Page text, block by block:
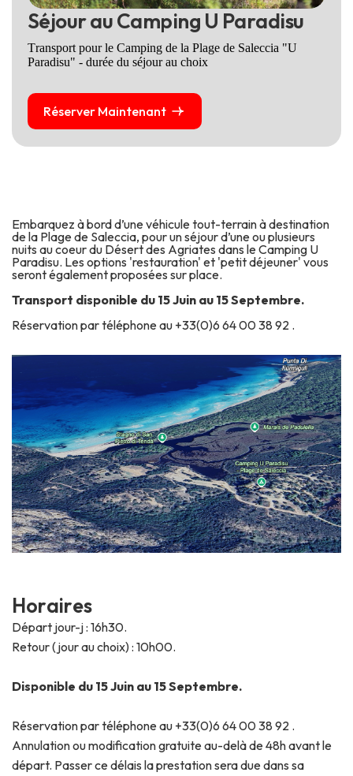
SéjourauCamping U Paradisu
Transport pour le Camping de la Plage de Saleccia "U
Paradisu" - durée du séjour au choix
Réserver Maintenant
Embarquez à bord d’une véhicule tout-terrain à destination
de la Plage de Saleccia, pour un séjour d’une ou plusieurs
nuits au coeur du Désert des Agriates dans le Camping U
Paradisu. Les options 'restauration' et 'petit déjeuner' vous
seront également proposées sur place.
Transport disponible du 15 Juin au 15 Septembre.
Réservation par téléphone au +33(0)6 64 00 38 92 .
Horaires
Départ jour-j : 16h30.
Retour (jour au choix) : 10h00.
Disponible du 15 Juin au 15 Septembre.
Réservation par téléphone au +33(0)6 64 00 38 92 .
Annulation ou modification gratuite au-delà de 48h avant le
départ. Passer ce délais la prestation sera due dans sa